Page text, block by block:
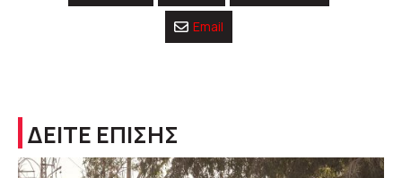
Email
ΔΕΙΤΕ ΕΠΙΣΗΣ